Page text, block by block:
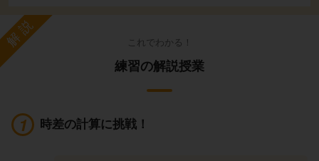
解説 これでわかる！
練習の解説授業
時差の計算に挑戦！